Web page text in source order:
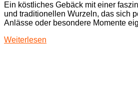
Ein köstliches Gebäck mit einer
und traditionellen Wurzeln, das sich
Anlässe oder besondere Momente
Weiterlesen